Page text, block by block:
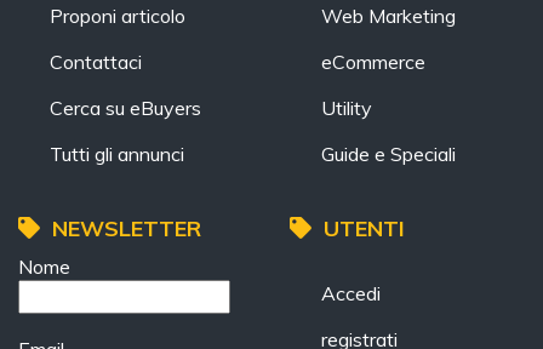
Proponi articolo
Contattaci
Cerca su eBuyers
Tutti gli annunci
Web Marketing
eCommerce
Utility
Guide e Speciali
NEWSLETTER
Nome
UTENTI
Accedi
registrati